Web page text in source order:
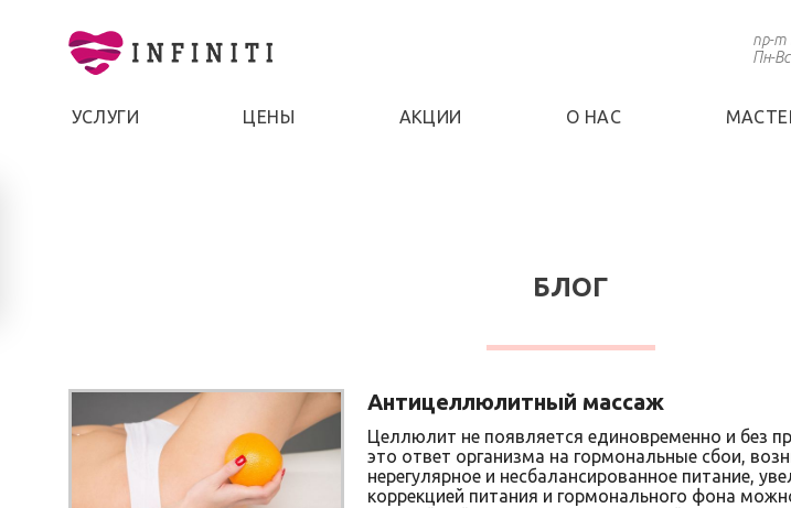
пр-т
Пн-
УСЛУГИ ЦЕНЫ АКЦИИ О НАС
БЛОГ
Антицеллюлитный массаж
Целлюлит не появляется единовременно и без
это ответ организма на гормональные сбои,
нерегулярное и несбалансированное питание,
коррекцией питания и гормонального фона